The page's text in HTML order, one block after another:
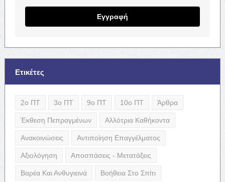
Εγγραφή
Ετικέτες
2ο ΠΤ 3ο ΠΤ 9ο ΠΤ 10ο ΠΤ Άρθρα
Έκθεση Πεπραγμένων Αλλότρια Καθήκοντα
Ανακοινώσεις Αντιποίηση Επαγγέλματος
Αξιολόγηση Αποσπάσεις - Μετατάξεις
Βαρέα Και Ανθυγιεινά Βοήθεια Στο Σπίτι